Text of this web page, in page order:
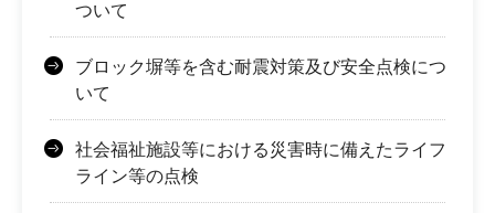
ついて
ブロック塀等を含む耐震対策及び安全点検につ
いて
社会福祉施設等における災害時に備えたライフ
ライン等の点検